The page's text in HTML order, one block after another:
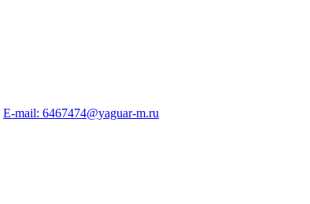
E-mail: 6467474@yaguar-m.ru